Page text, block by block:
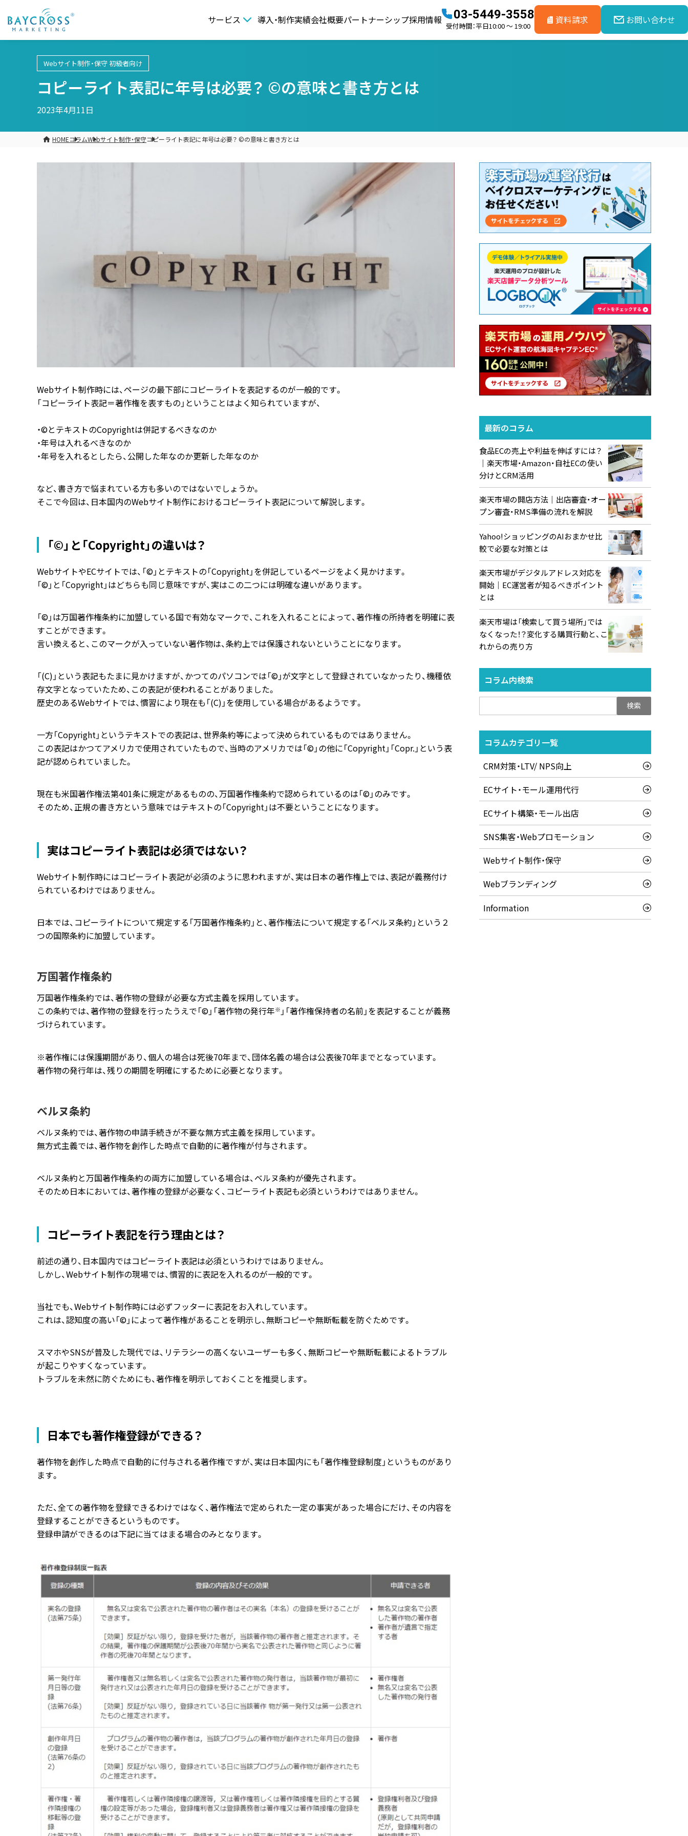
サービス 導入・制作実績会社概要パートナーシップ採用情報 03-5449-3558
受付時間：平日10:00 ～ 19:00 資料請求 お問い合わせ
Webサイト制作・保守 初級者向け
コピーライト表記に年号は必要？ ©の意味と書き方とは
2023年4月11日
HOMEコラムWebサイト制作・保守コピーライト表記に年号は必要？ ©の意味と書き方とは
Webサイト制作時には、ページの最下部にコピーライトを表記するのが一般的です。
「コピーライト表記＝著作権を表すもの」ということはよく知られていますが、
・©とテキストのCopyrightは併記するべきなのか
・年号は入れるべきなのか
・年号を入れるとしたら、公開した年なのか更新した年なのか
など、書き方で悩まれている方も多いのではないでしょうか。
そこで今回は、日本国内のWebサイト制作におけるコピーライト表記について解説します。
「©」と「Copyright」の違いは？
WebサイトやECサイトでは、「©」とテキストの「Copyright」を併記しているページをよく見かけます。
「©」と「Copyright」はどちらも同じ意味ですが、実はこの二つには明確な違いがあります。
「©」は万国著作権条約に加盟している国で有効なマークで、これを入れることによって、著作権の所持者を明確に表
すことができます。
言い換えると、このマークが入っていない著作物は、条約上では保護されないということになります。
「(C)」という表記もたまに見かけますが、かつてのパソコンでは「©」が文字として登録されていなかったり、機種依
存文字となっていたため、この表記が使われることがありました。
歴史のあるWebサイトでは、慣習により現在も「(C)」を使用している場合があるようです。
一方「Copyright」というテキストでの表記は、世界条約等によって決められているものではありません。
この表記はかつてアメリカで使用されていたもので、当時のアメリカでは「©」の他に「Copyright」「Copr.」という表
記が認められていました。
現在も米国著作権法第401条に規定があるものの、万国著作権条約で認められているのは「©」のみです。
そのため、正規の書き方という意味ではテキストの「Copyright」は不要ということになります。
実はコピーライト表記は必須ではない？
Webサイト制作時にはコピーライト表記が必須のように思われますが、実は日本の著作権上では、表記が義務付け
られているわけではありません。
日本では、コピーライトについて規定する「万国著作権条約」と、著作権法について規定する「ベルヌ条約」という２
つの国際条約に加盟しています。
万国著作権条約
万国著作権条約では、著作物の登録が必要な方式主義を採用しています。
この条約では、著作物の登録を行ったうえで「©」「著作物の発行年※ 」「著作権保持者の名前」を表記することが義務
づけられています。
※著作権には保護期間があり、個人の場合は死後70年まで、団体名義の場合は公表後70年までとなっています。
著作物の発行年は、残りの期間を明確にするために必要となります。
ベルヌ条約
ベルヌ条約では、著作物の申請手続きが不要な無方式主義を採用しています。
無方式主義では、著作物を創作した時点で自動的に著作権が付与されます。
ベルヌ条約と万国著作権条約の両方に加盟している場合は、ベルヌ条約が優先されます。
そのため日本においては、著作権の登録が必要なく、コピーライト表記も必須というわけではありません。
コピーライト表記を行う理由とは？
前述の通り、日本国内ではコピーライト表記は必須というわけではありません。
しかし、Webサイト制作の現場では、慣習的に表記を入れるのが一般的です。
当社でも、Webサイト制作時には必ずフッターに表記をお入れしています。
これは、認知度の高い「©」によって著作権があることを明示し、無断コピーや無断転載を防ぐためです。
スマホやSNSが普及した現代では、リテラシーの高くないユーザーも多く、無断コピーや無断転載によるトラブル
が起こりやすくなっています。
トラブルを未然に防ぐためにも、著作権を明示しておくことを推奨します。
日本でも著作権登録ができる？
著作物を創作した時点で自動的に付与される著作権ですが、実は日本国内にも「著作権登録制度」というものがあり
ます。
ただ、全ての著作物を登録できるわけではなく、著作権法で定められた一定の事実があった場合にだけ、その内容を
登録することができるというものです。
登録申請ができるのは下記に当てはまる場合のみとなります。
最新のコラム
食品ECの売上や利益を伸ばすには？
｜楽天市場・Amazon・自社ECの使い
分けとCRM活用
楽天市場の開店方法｜出店審査・オー
プン審査・RMS準備の流れを解説
Yahoo!ショッピングのAIおまかせ比
較で必要な対策とは
楽天市場がデジタルアドレス対応を
開始｜EC運営者が知るべきポイント
とは
楽天市場は「検索して買う場所」では
なくなった！？変化する購買行動と、こ
れからの売り方
コラム内検索
索:
コラムカテゴリ一覧
CRM対策・LTV/ NPS向上
ECサイト・モール運用代行
ECサイト構築・モール出店
SNS集客・Webプロモーション
Webサイト制作・保守
Webブランディング
Information